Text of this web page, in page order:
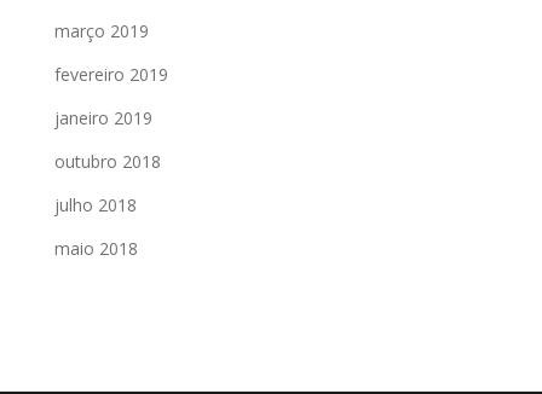
março 2019
fevereiro 2019
janeiro 2019
outubro 2018
julho 2018
maio 2018